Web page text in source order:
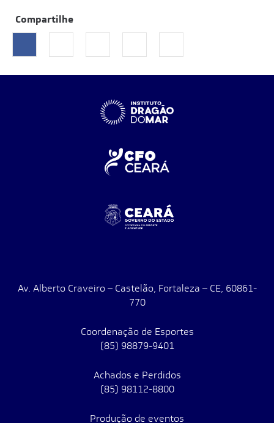
Compartilhe
Av. Alberto Craveiro – Castelão, Fortaleza – CE, 60861-
770
Coordenação de Esportes
(85) 98879-9401
Achados e Perdidos
(85) 98112-8800
Produção de eventos